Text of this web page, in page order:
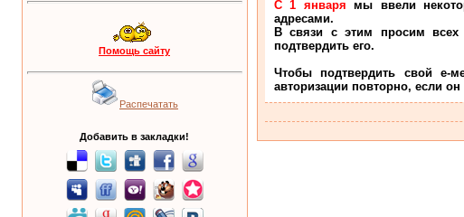
Помощь сайту
Распечатать
Добавить в закладки!
С 1 января мы ввели
адресами.
В связи с этим просим
подтвердить его.
Чтобы подтвердить свой е-
авторизации повторно, если